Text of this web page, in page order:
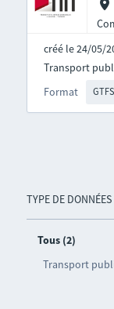
TYPE DE DONNÉES
Tous (2)
Transport
créé le 24/05/
Format GTFS
Transport